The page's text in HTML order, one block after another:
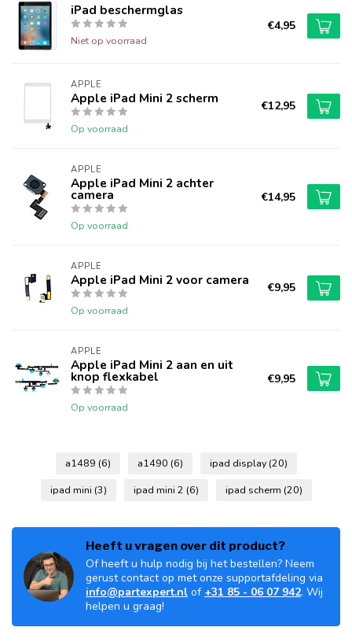
iPad beschermglas
Niet op voorraad
€4,95
APPLE
Apple iPad Mini 2 scherm
Op voorraad
€12,95
APPLE
Apple iPad Mini 2 achter
camera
Op voorraad
€14,95
APPLE
Apple iPad Mini 2 voor camera
Op voorraad
€9,95
APPLE
Apple iPad Mini 2 aan en uit
knop flexkabel
Op voorraad
€9,95
a1489 (6) a1490 (6) ipad display (20)
ipad mini (3) ipad mini 2 (6) ipad scherm (20)
Heeft u vragen over dit product?
Of heeft u hulp nodig bij het bestellen? Neem
gerust contact op met onze supportafdeling via
info@partexpert.nl of +31 85 - 06 07 942. Wij
helpen u graag!